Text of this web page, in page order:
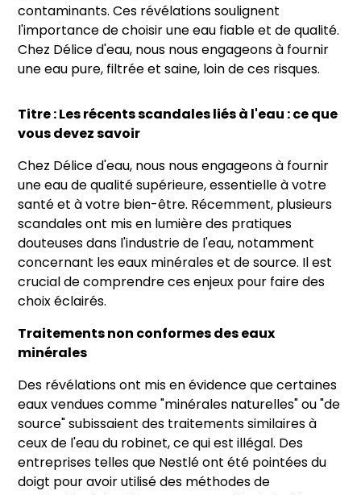
contaminants. Ces révélations soulignent
l'importance de choisir une eau fiable et de qualité.
Chez Délice d'eau, nous nous engageons à fournir
une eau pure, filtrée et saine, loin de ces risques.
Titre : Les récents scandales liés à l'eau : ce que
vous devez savoir
Chez Délice d'eau, nous nous engageons à fournir
une eau de qualité supérieure, essentielle à votre
santé et à votre bien-être. Récemment, plusieurs
scandales ont mis en lumière des pratiques
douteuses dans l'industrie de l'eau, notamment
concernant les eaux minérales et de source. Il est
crucial de comprendre ces enjeux pour faire des
choix éclairés.
Traitements non conformes des eaux
minérales
Des révélations ont mis en évidence que certaines
eaux vendues comme "minérales naturelles" ou "de
source" subissaient des traitements similaires à
ceux de l'eau du robinet, ce qui est illégal. Des
entreprises telles que Nestlé ont été pointées du
doigt pour avoir utilisé des méthodes de